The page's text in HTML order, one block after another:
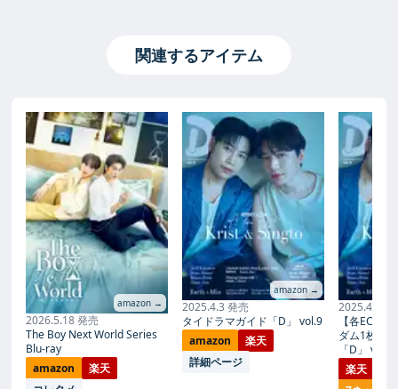
関連するアイテム
amazon →
2026.5.18 発売
The Boy Next World Series
Blu-ray
amazon
楽天
amazon →
2025.4.3 発売
タイドラマガイド「D」 vol.9
amazon
楽天
詳細ページ
2025.4.3 発
【各EC限
ダム1枚】
「D」 vol.9
楽天